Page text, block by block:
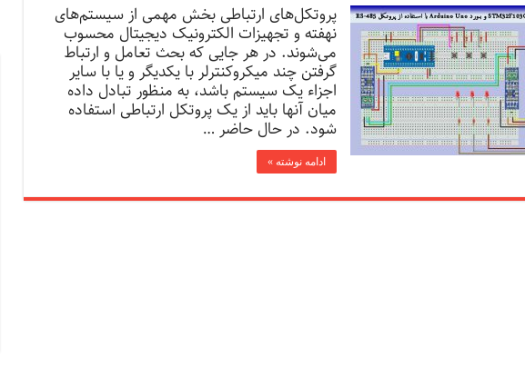
پروتکل‌های ارتباطی بخش مهمی از سیستم‌های
نهفته و تجهیزات الکترونیک دیجیتال محسوب
می‌شوند. در هر جایی که بحث تعامل و ارتباط
گرفتن چند میکروکنترلر با یکدیگر و یا با سایر
اجزاء یک سیستم باشد، به منظور تبادل داده
میان آنها باید از یک پروتکل ارتباطی استفاده
شود. در حال حاضر …
ادامه نوشته »